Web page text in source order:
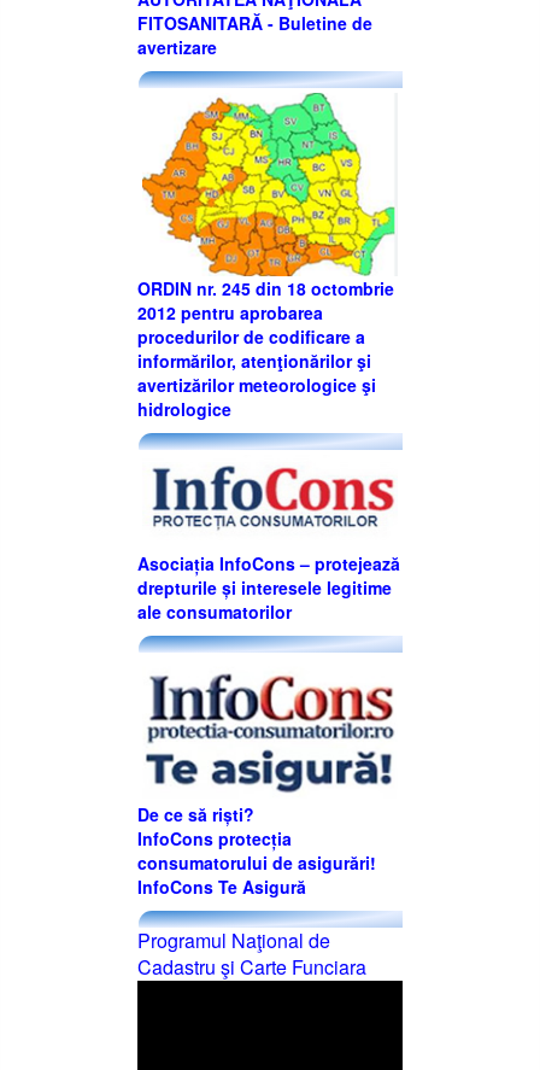
FITOSANITARĂ - Buletine de
avertizare
ORDIN nr. 245 din 18 octombrie
2012 pentru aprobarea
procedurilor de codificare a
informărilor, atenţionărilor şi
avertizărilor meteorologice şi
hidrologice
Asociația InfoCons – protejează
drepturile și interesele legitime
ale consumatorilor
De ce să riști?
InfoCons protecția
consumatorului de asigurări!
InfoCons Te Asigură
Programul Naţional de
Cadastru şi Carte Funciara